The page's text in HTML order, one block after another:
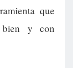
que
bien y con